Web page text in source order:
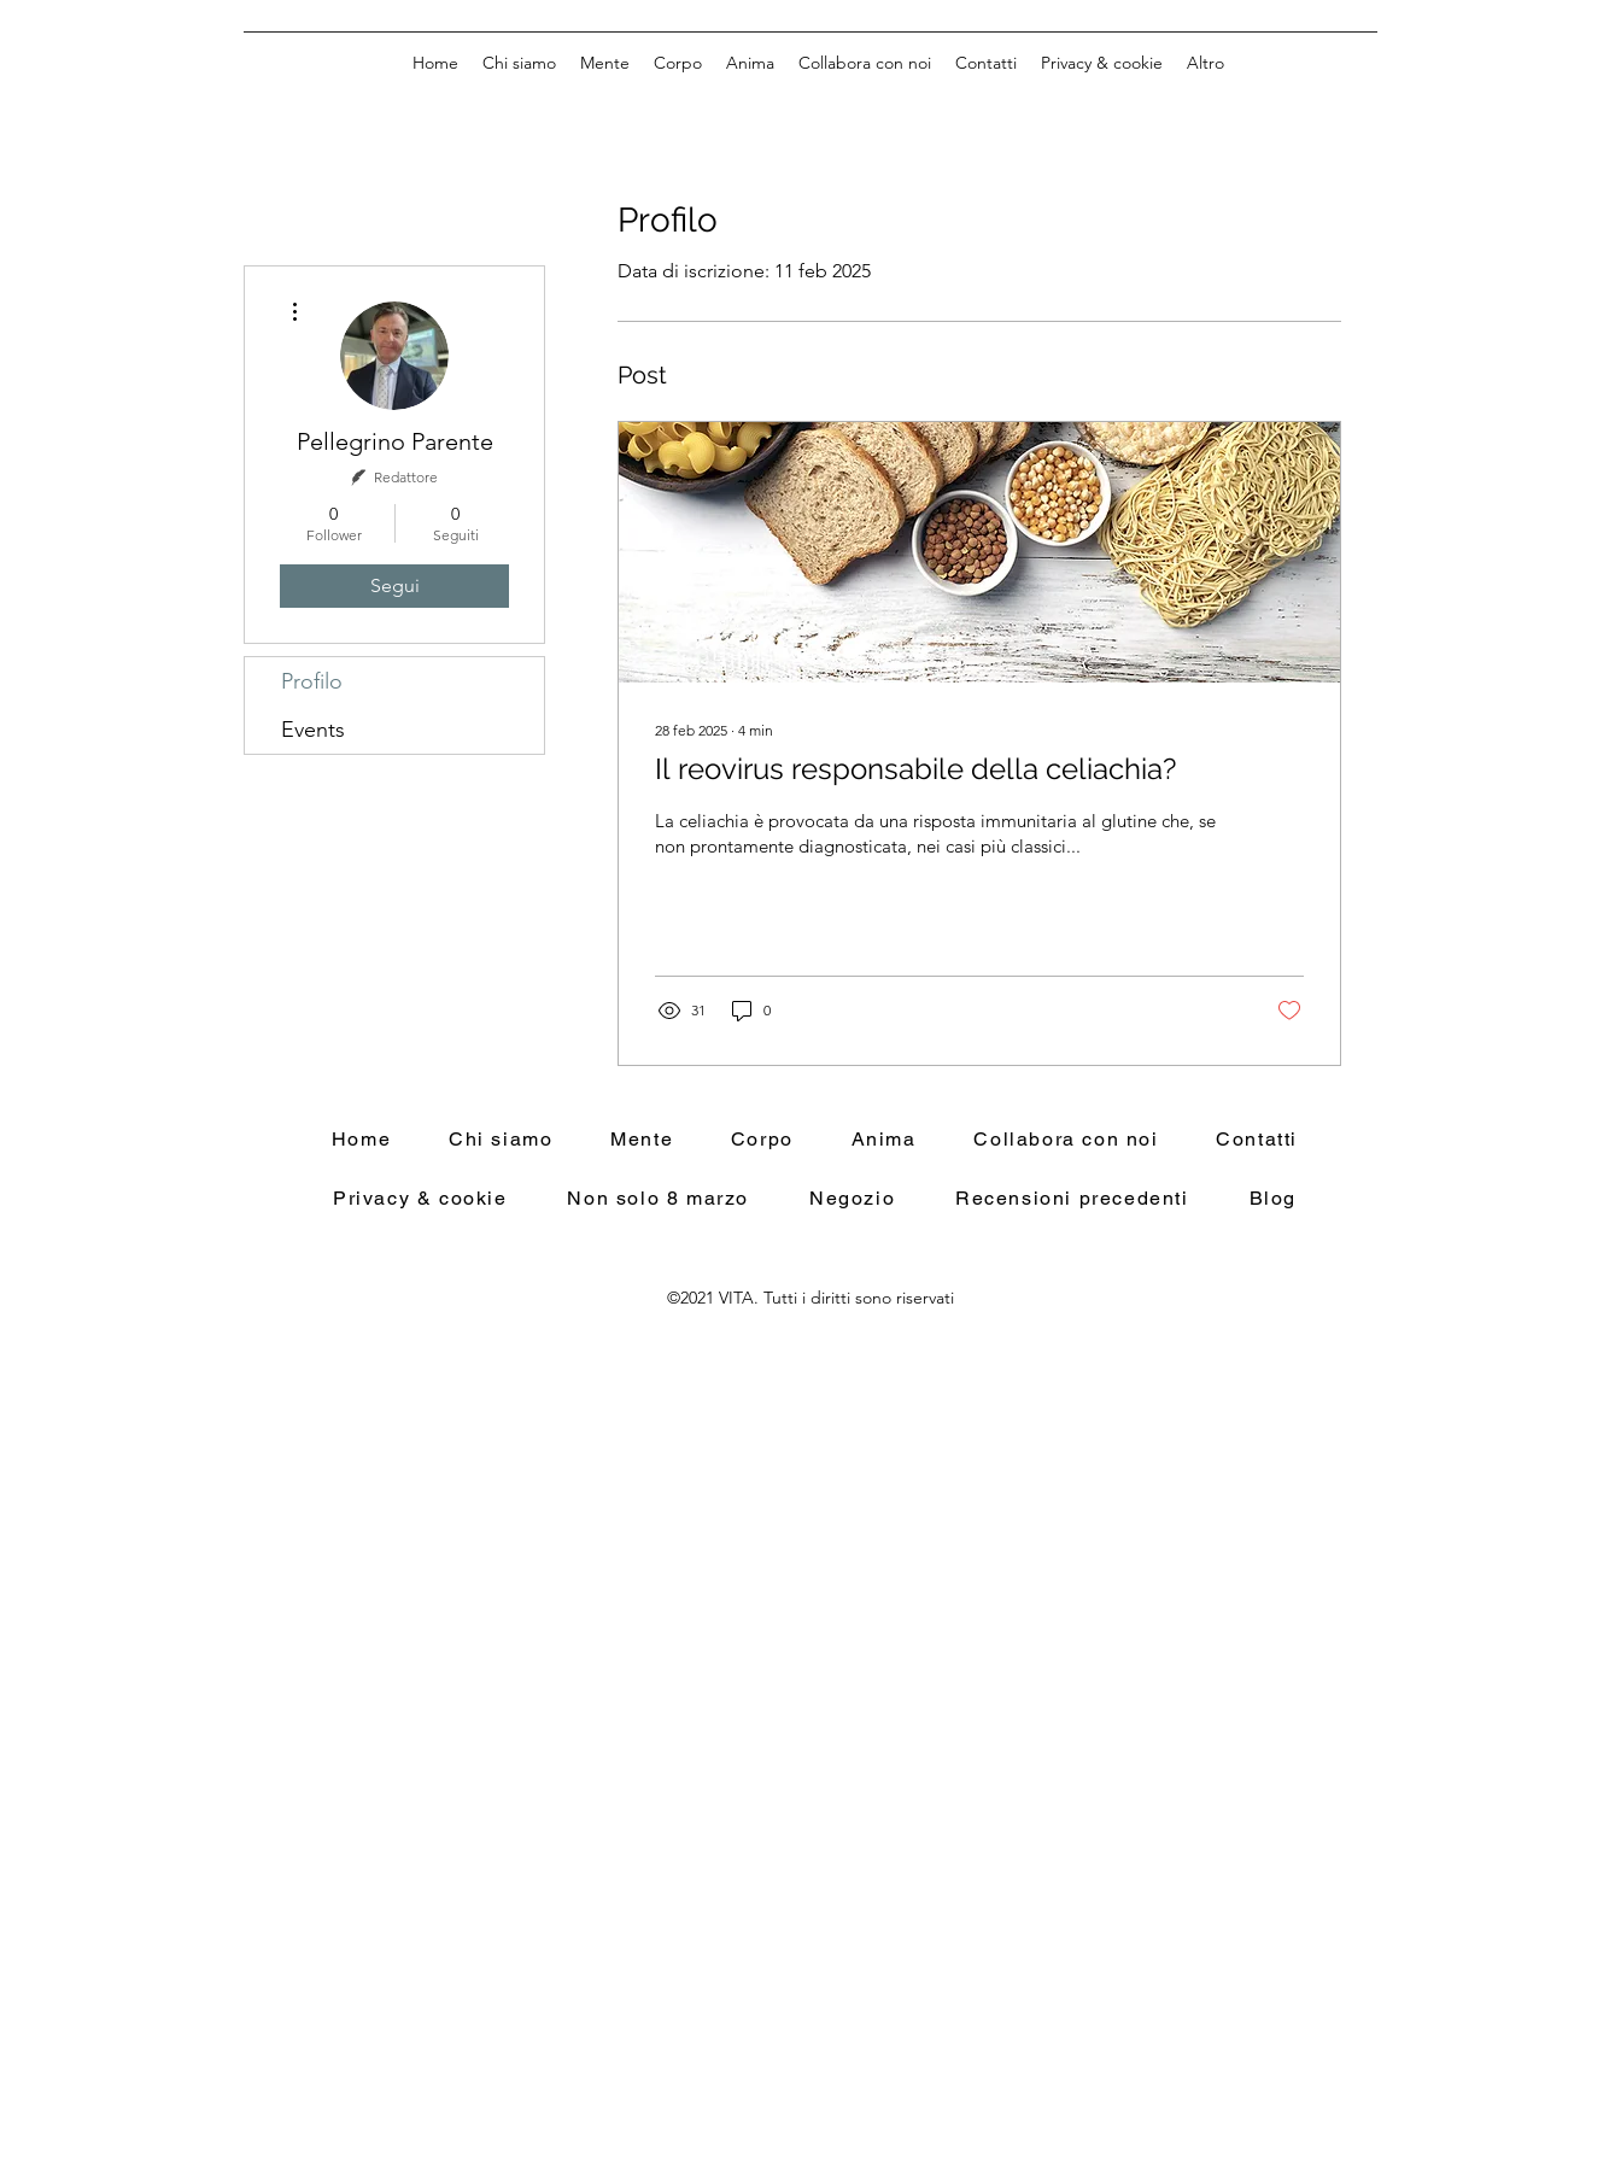
Home Chi siamo Mente Corpo Anima Collabora con noi Contatti Privacy & cookie Altro
Profilo
Data di iscrizione: 11 feb 2025
Post
28 feb 2025 ∙ 4 min
Il reovirus responsabile della celiachia?
La celiachia è provocata da una risposta immunitaria al glutine che, se
non prontamente diagnosticata, nei casi più classici...
31 0
Pellegrino Parente
Redattore
0
Follower
0
Seguiti
Segui
Profilo
Events
Home Chi siamo Mente Corpo Anima Collabora con noi Contatti
Privacy & cookie Non solo 8 marzo Negozio Recensioni precedenti Blog
©2021 VITA. Tutti i diritti sono riservati